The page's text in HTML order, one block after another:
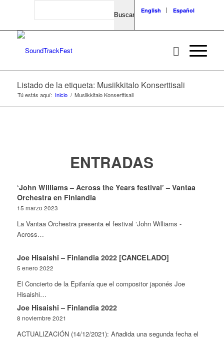
Search
English Español
Listado de la etiqueta: Musiikkitalo Konserttisali
Tú estás aquí: Inicio / Musiikkitalo Konserttisali
ENTRADAS
‘John Williams – Across the Years festival’ – Vantaa
Orchestra en Finlandia
15 marzo 2023
La Vantaa Orchestra presenta el festival ‘John Williams -
Across…
Joe Hisaishi – Finlandia 2022 [CANCELADO]
5 enero 2022
El Concierto de la Epifanía que el compositor japonés Joe
Hisaishi…
Joe Hisaishi – Finlandia 2022
8 noviembre 2021
ACTUALIZACIÓN (14/12/2021): Añadida una segunda fecha el